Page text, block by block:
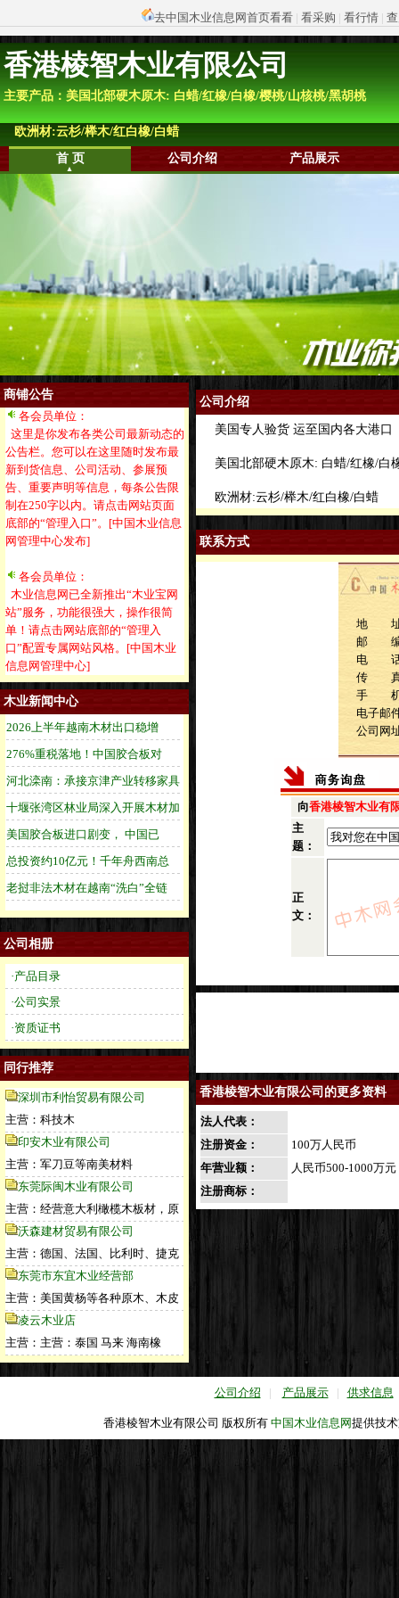
去中国木业信息网首页看看 | 看采购 | 看行情 |
香港棱智木业有限公司
主要产品：美国北部硬木原木: 白蜡/红橡/白橡/樱桃/山核桃/黑胡桃
欧洲材:云杉/榉木/红白橡/白蜡
首 页
公司介绍 产品展示
商铺公告
各会员单位：
这里是你发布各类公司最新动态的
公告栏。您可以在这里随时发布最
新到货信息、公司活动、参展预
告、重要声明等信息，每条公告限
制在250字以内。请点击网站页面
底部的“管理入口”。[中国木业信息
网管理中心发布]
各会员单位：
木业信息网已全新推出“木业宝网
站”服务，功能很强大，操作很简
单！请点击网站底部的“管理入
口”配置专属网站风格。[中国木业
信息网管理中心]
木业新闻中心
公司相册
·产品目录
·公司实景
·资质证书
同行推荐
深圳市利怡贸易有限公司
主营：科技木
印安木业有限公司
主营：军刀豆等南美材料
东莞际闽木业有限公司
主营：经营意大利橄榄木板材，原
沃森建材贸易有限公司
主营：德国、法国、比利时、捷克
东莞市东宜木业经营部
主营：美国黄杨等各种原木、木皮
凌云木业店
主营：主营：泰国 马来 海南橡
公司介绍
美国专人验货 运至国内各大港口
美国北部硬木原木: 白蜡/红橡/白
欧洲材:云杉/榉木/红白橡/白蜡
联系方式
地 址
邮 编
电 话
传 真
手 机
电子邮
公司网
向香港棱智木业有
主
题：
正
文：
香港棱智木业有限公司的更多资料
法人代表：
注册资金：
100万人民币
年营业额：
人民币500-1000万元
注册商标：
公司介绍 | 产品展示 | 供求信息
香港棱智木业有限公司 版权所有 中国木业信息网提供技